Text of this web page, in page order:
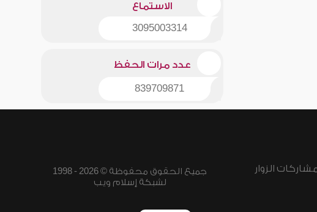
الاستماع
3095003314
عدد مرات الحفظ
839709871
الزوار
جميع الحقوق محفوظة © 2026 - 1998
لشبكة إسلام ويب